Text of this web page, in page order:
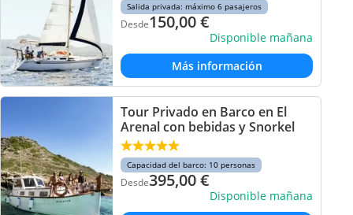
Salida privada: máximo 6 pasajeros
Desde150,00€
Disponible mañana
Más información
Tour Privado en Barco en El
Arenal con bebidas y Snorkel
Capacidad del barco: 10 personas
Desde395,00€
Disponible mañana